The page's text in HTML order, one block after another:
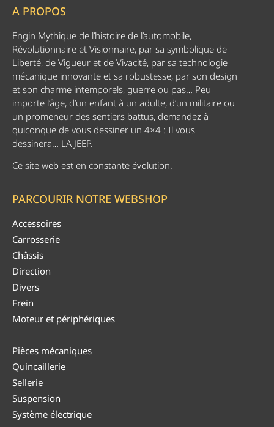
A PROPOS
Engin Mythique de l’histoire de l’automobile,
Révolutionnaire et Visionnaire, par sa symbolique de
Liberté, de Vigueur et de Vivacité, par sa technologie
mécanique innovante et sa robustesse, par son design
et son charme intemporels, guerre ou pas… Peu
importe l’âge, d’un enfant à un adulte, d’un militaire ou
un promeneur des sentiers battus, demandez à
quiconque de vous dessiner un 4×4 : Il vous
dessinera… LA JEEP.
Ce site web est en constante évolution.
PARCOURIR NOTRE WEBSHOP
Accessoires
Carrosserie
Châssis
Direction
Divers
Frein
Moteur et périphériques
Pièces mécaniques
Quincaillerie
Sellerie
Suspension
Système électrique